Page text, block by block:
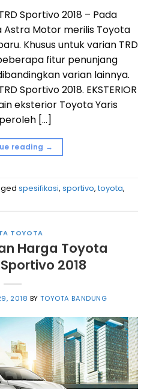
Sportivo 2018 – Pada
Astra Motor merilis Toyota
Khusus untuk varian TRD
fitur penunjang
varian lainnya.
Sportivo 2018. EKSTERIOR
eksterior Toyota Yaris
[…]
reading →
spesifikasi, sportivo, toyota,
TOYOTA
Harga Toyota
2018
2018 BYTOYOTA BANDUNG